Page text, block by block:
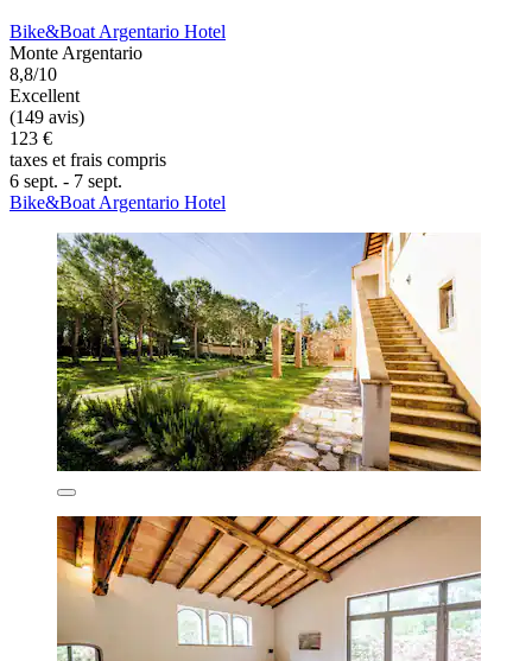
Bike&Boat Argentario Hotel
Monte Argentario
8,8/10
Excellent
(149 avis)
123 €
taxes et frais compris
6 sept. - 7 sept.
Bike&Boat Argentario Hotel